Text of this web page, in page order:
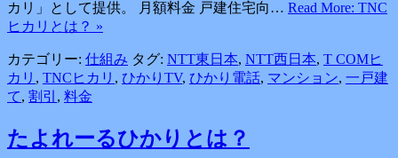
カリ」として提供。 月額料金 戸建住宅向… Read More: TNC
ヒカリとは？ »
カテゴリー: 仕組み タグ: NTT東日本, NTT西日本, T COMヒ
カリ , TNCヒカリ , ひかりTV, ひかり電話, マンション, 一戸建
て, 割引 , 料金
たよれーるひかりとは？